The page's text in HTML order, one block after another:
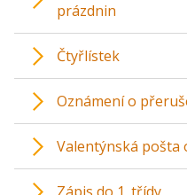
prázdnin
Čtyřlístek
Oznámení o
Valentýnská pošta